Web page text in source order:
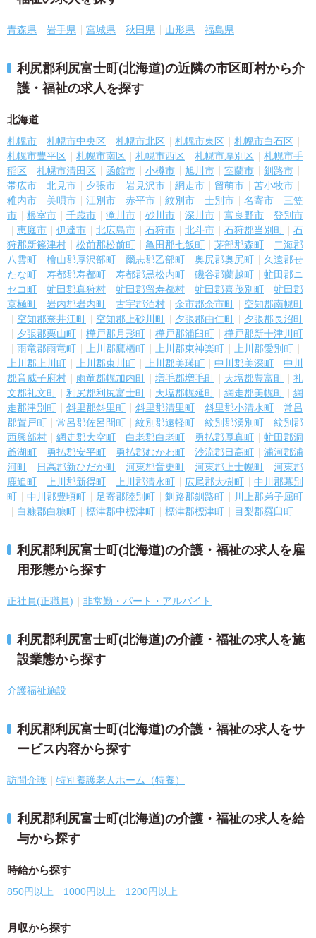
青森県 岩手県 宮城県 秋田県 山形県 福島県
利尻郡利尻富士町(北海道)の近隣の市区町村から介
護・福祉の求人を探す
北海道
札幌市 札幌市中央区 札幌市北区 札幌市東区
札幌市白石区
札幌市豊平区
札幌市南区 札幌市西区 札幌市厚別区
札幌市手
稲区
札幌市清田区 函館市 小樽市 旭川市 室蘭市
釧路市
帯広市
北見市 夕張市 岩見沢市 網走市 留萌市
苫小牧市
稚内市
美唄市 江別市 赤平市 紋別市 士別市 名寄市
三笠
市
根室市 千歳市 滝川市 砂川市 深川市 富良野市
登別市
恵庭市
伊達市 北広島市 石狩市 北斗市 石狩郡当別町
石
狩郡新篠津村
松前郡松前町 亀田郡七飯町 茅部郡森町
二海郡
八雲町
檜山郡厚沢部町 爾志郡乙部町 奥尻郡奥尻町
久遠郡せ
たな町
寿都郡寿都町 寿都郡黒松内町 磯谷郡蘭越町
虻田郡ニ
セコ町
虻田郡真狩村 虻田郡留寿都村 虻田郡喜茂別町
虻田郡
京極町
岩内郡岩内町 古宇郡泊村 余市郡余市町
空知郡南幌町
空知郡奈井江町
空知郡上砂川町 夕張郡由仁町
夕張郡長沼町
夕張郡栗山町
樺戸郡月形町 樺戸郡浦臼町
樺戸郡新十津川町
雨竜郡雨竜町
上川郡鷹栖町 上川郡東神楽町
上川郡愛別町
上川郡上川町
上川郡東川町 上川郡美瑛町 中川郡美深町
中川
郡音威子府村
雨竜郡幌加内町 増毛郡増毛町 天塩郡豊富町
礼
文郡礼文町
利尻郡利尻富士町 天塩郡幌延町 網走郡美幌町
網
走郡津別町
斜里郡斜里町 斜里郡清里町 斜里郡小清水町
常呂
郡置戸町
常呂郡佐呂間町 紋別郡遠軽町 紋別郡湧別町
紋別郡
西興部村
網走郡大空町 白老郡白老町 勇払郡厚真町
虻田郡洞
爺湖町
勇払郡安平町 勇払郡むかわ町 沙流郡日高町
浦河郡浦
河町
日高郡新ひだか町 河東郡音更町 河東郡上士幌町
河東郡
鹿追町
上川郡新得町 上川郡清水町 広尾郡大樹町
中川郡幕別
町
中川郡豊頃町 足寄郡陸別町 釧路郡釧路町
川上郡弟子屈町
白糠郡白糠町
標津郡中標津町 標津郡標津町 目梨郡羅臼町
利尻郡利尻富士町(北海道)の介護・福祉の求人を雇
用形態から探す
正社員(正職員) 非常勤・パート・アルバイト
利尻郡利尻富士町(北海道)の介護・福祉の求人を施
設業態から探す
介護福祉施設
利尻郡利尻富士町(北海道)の介護・福祉の求人をサ
ービス内容から探す
訪問介護 特別養護老人ホーム（特養）
利尻郡利尻富士町(北海道)の介護・福祉の求人を給
与から探す
時給から探す
850円以上 1000円以上 1200円以上
月収から探す